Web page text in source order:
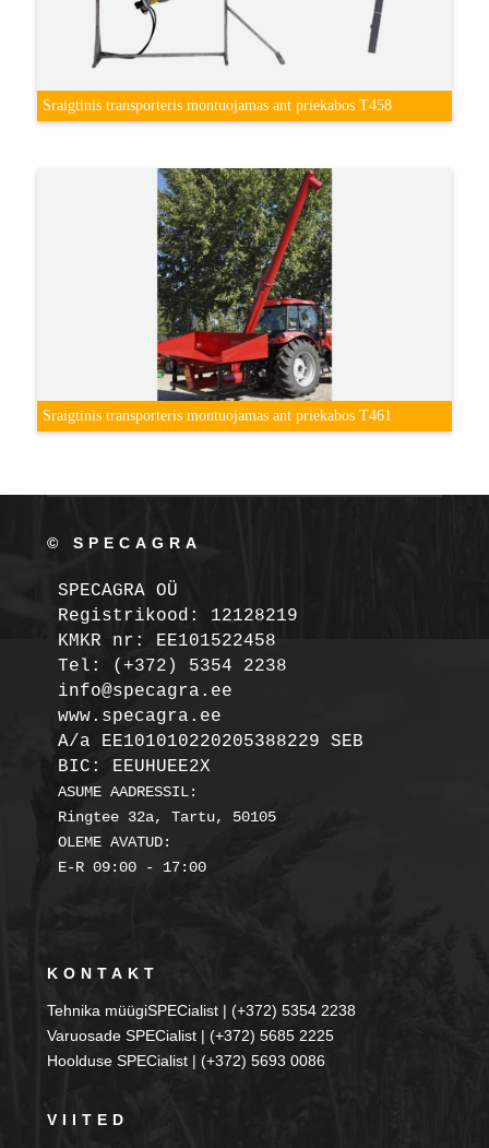
Sraigtinis transporteris montuojamas ant priekabos T458
Sraigtinis transporteris montuojamas ant priekabos T461
© SPECAGRA
SPECAGRA OÜ
Registrikood: 12128219
KMKR nr: EE101522458
Tel: (+372) 5354 2238
info@specagra.ee
A/a EE101010220205388229 SEB
BIC: EEUHUEE2X
ASUME AADRESSIL:
Ringtee 32a, Tartu, 50105
OLEME AVATUD:
E-R 09:00 - 17:00
KONTAKT
Tehnika müügiSPECialist | (+372) 5354 2238
Varuosade SPECialist | (+372) 5685 2225
Hoolduse SPECialist | (+372) 5693 0086
VIITED